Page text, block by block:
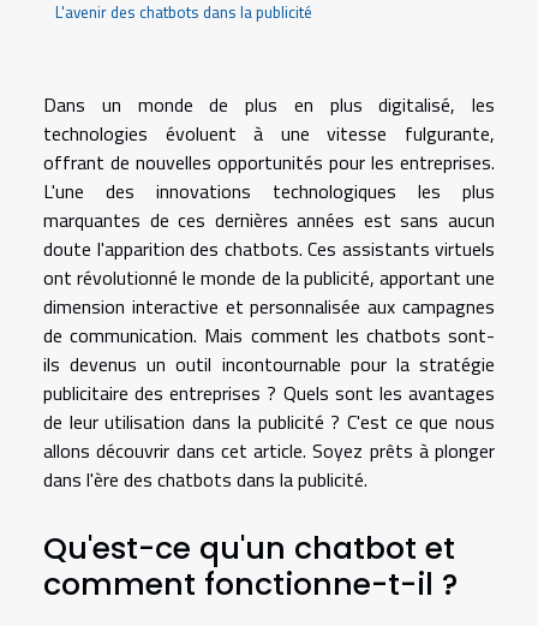
L'avenir des chatbots dans la publicité
Dans un monde de plus en plus digitalisé, les
technologies évoluent à une vitesse fulgurante,
offrant de nouvelles opportunités pour les entreprises.
L'une des innovations technologiques les plus
marquantes de ces dernières années est sans aucun
doute l'apparition des chatbots. Ces assistants virtuels
ont révolutionné le monde de la publicité, apportant une
dimension interactive et personnalisée aux campagnes
de communication. Mais comment les chatbots sont-
ils devenus un outil incontournable pour la stratégie
publicitaire des entreprises ? Quels sont les avantages
de leur utilisation dans la publicité ? C'est ce que nous
allons découvrir dans cet article. Soyez prêts à plonger
dans l'ère des chatbots dans la publicité.
Qu'est-ce qu'un chatbot et
comment fonctionne-t-il ?